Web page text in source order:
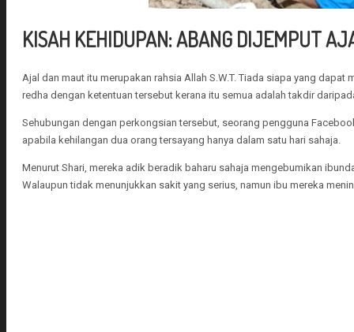
KISAH KEHIDUPAN: ABANG DIJEMPUT
Ajal dan maut itu merupakan rahsia Allah S.W.T. Tiada siapa yang
redha dengan ketentuan tersebut kerana itu semua adalah takdir
Sehubungan dengan perkongsian tersebut, seorang pengguna
apabila kehilangan dua orang tersayang hanya dalam satu hari sahaja.
Menurut Shari, mereka adik beradik baharu sahaja mengebumikan
Walaupun tidak menunjukkan sakit yang serius, namun ibu mereka